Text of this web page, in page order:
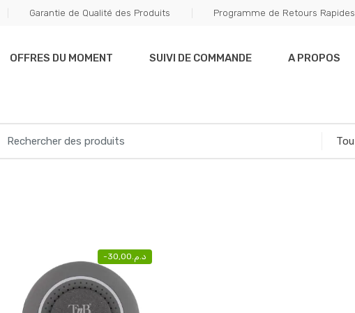
Garantie de Qualité des Produits Programme de Retours Rapides
OFFRES DU MOMENT SUIVI DE COMMANDE A PROPOS
for:
- د.م.30,00